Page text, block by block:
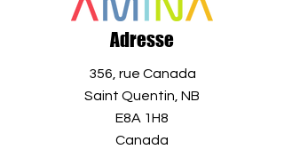
Adresse
356, rue Canada
Saint Quentin, NB
E8A 1H8
Canada